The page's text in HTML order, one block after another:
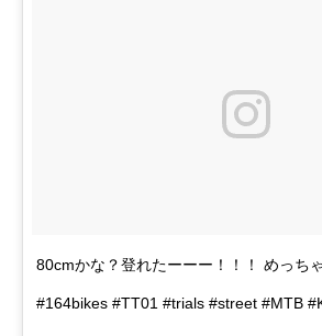
80cmかな？登れたーーー！！！ めっち
#164bikes #TT01 #trials #street #MTB